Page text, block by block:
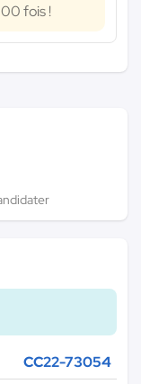
fois !
CC22-73054